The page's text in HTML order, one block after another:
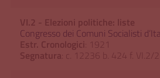
VI.2 - Elezioni politiche: liste
Congresso dei Comuni Socialisti
Estr. Cronologici: 1921
Segnatura: c. 12236 b. 424 f. VI.2/2